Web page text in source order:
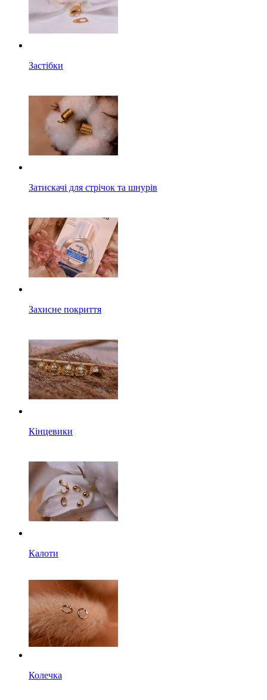
Застібки
Затискачі для стрічок та шнурів
Захисне покриття
Кінцевики
Калоти
Колечка